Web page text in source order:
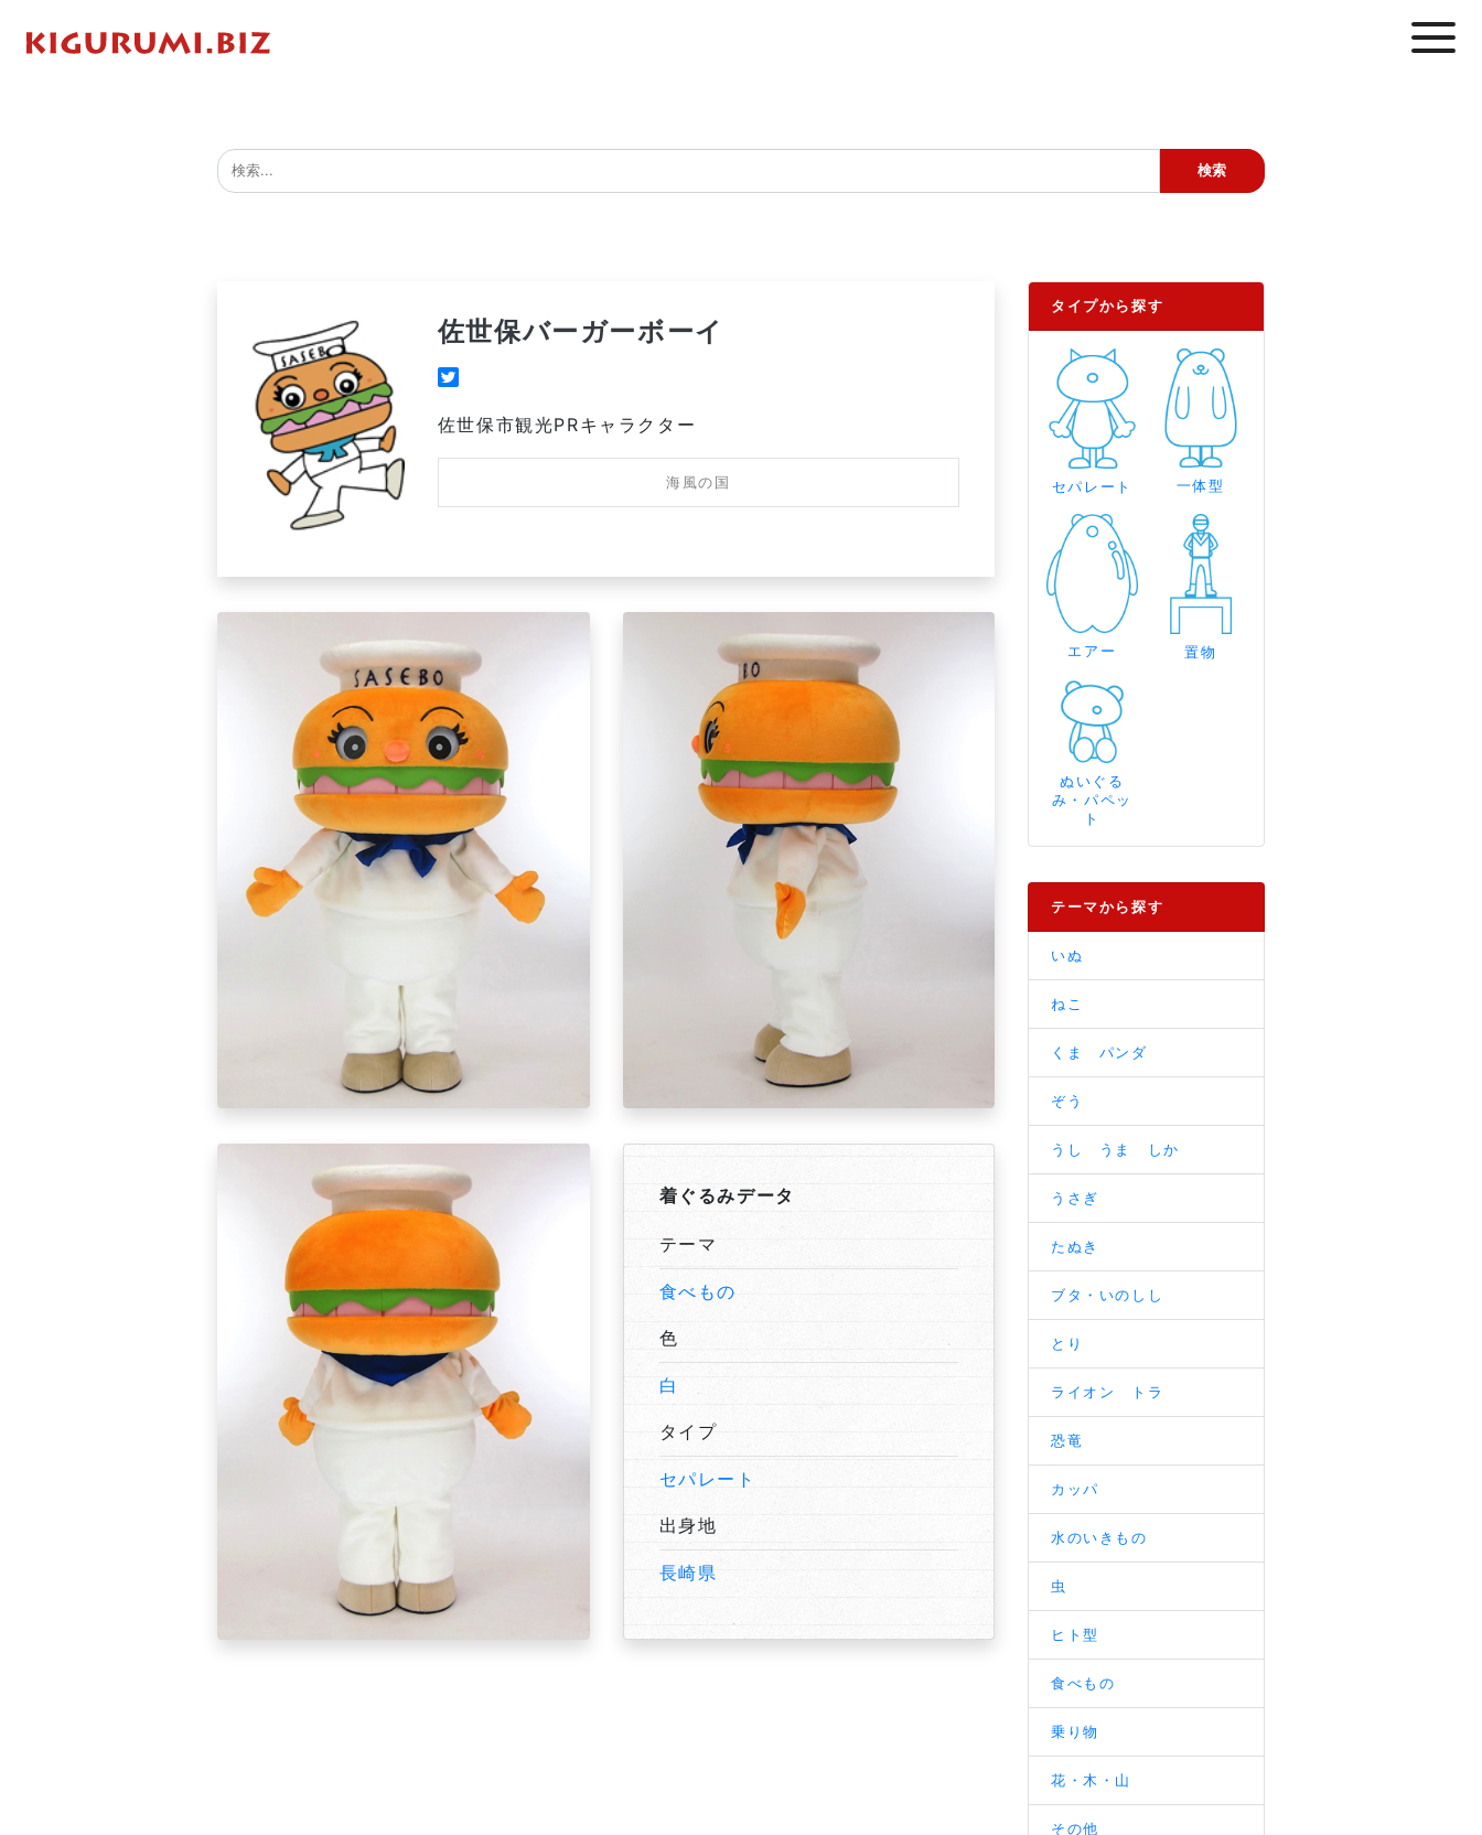
佐世保バーガーボーイ
佐世保市観光PRキャラクター
海風の国
着ぐるみデータ
テーマ
食べもの
色
白
タイプ
セパレート
出身地
長崎県
タイプから探す
セパレート 一体型
エアー 置物
ぬいぐる
み・パペッ
ト
テーマから探す
いぬ
ねこ
くま パンダ
ぞう
うし うま しか
うさぎ
たぬき
ブタ・いのしし
とり
ライオン トラ
恐竜
カッパ
水のいきもの
虫
ヒト型
食べもの
乗り物
花・木・山
その他